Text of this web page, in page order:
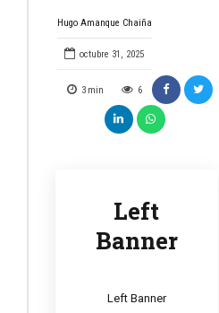
Hugo Amanque Chaiña
octubre 31, 2025
3 min 6
Left
Banner
Left Banner